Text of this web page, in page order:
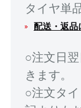
タイヤ単
配送・返品
○注文日
きます。
○注文タ